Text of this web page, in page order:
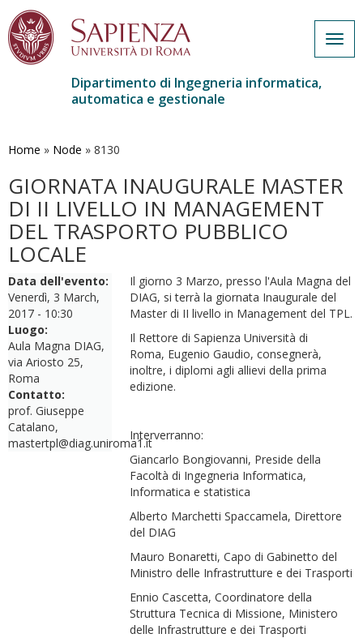
contenuto
Dipartimento di Ingegneria informatica,
automatica e gestionale
Home » Node » 8130
GIORNATA INAUGURALE MASTER
DI II LIVELLO IN MANAGEMENT
DEL TRASPORTO PUBBLICO
LOCALE
Data dell'evento:
Venerdì, 3 March,
2017 - 10:30
Luogo:
Aula Magna DIAG,
via Ariosto 25,
Roma
Contatto:
prof. Giuseppe
Catalano,
mastertpl@diag.uniroma1.it
Il giorno 3 Marzo, presso l'Aula Magna del
DIAG, si terrà la giornata Inaugurale del
Master di II livello in Management del TPL.
Il Rettore di Sapienza Università di
Roma, Eugenio Gaudio, consegnerà,
inoltre, i diplomi agli allievi della prima
edizione.
Interverranno:
Giancarlo Bongiovanni, Preside della
Facoltà di Ingegneria Informatica,
Informatica e statistica
Alberto Marchetti Spaccamela, Direttore
del DIAG
Mauro Bonaretti, Capo di Gabinetto del
Ministro delle Infrastrutture e dei Trasporti
Ennio Cascetta, Coordinatore della
Struttura Tecnica di Missione, Ministero
delle Infrastrutture e dei Trasporti